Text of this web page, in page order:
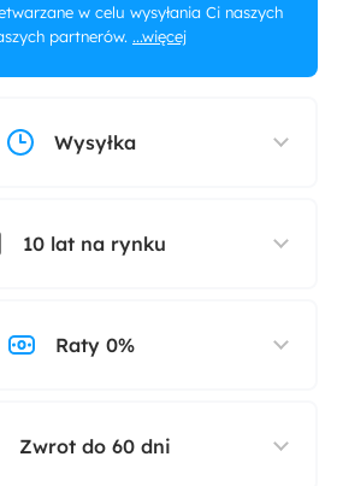
w celu wysyłania Ci naszych
partnerów. ...więcej
Wysyłka
10 lat na rynku
Raty 0%
Zwrot do 60 dni